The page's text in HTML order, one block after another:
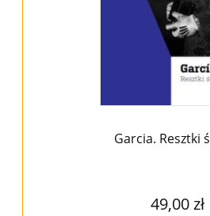
Garcia. Resztki
49,00 zł